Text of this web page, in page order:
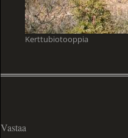
Kerttubiotooppia
Vastaa